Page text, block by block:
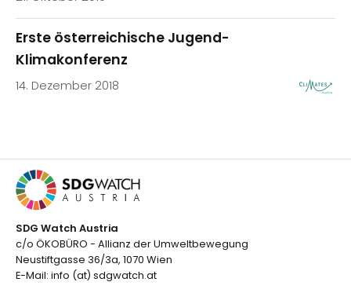
Erste österreichische Jugend-
Klimakonferenz
14. Dezember 2018
SDG Watch Austria
c/o ÖKOBÜRO - Allianz der Umweltbewegung
Neustiftgasse 36/3a, 1070 Wien
E-Mail: info (at) sdgwatch.at